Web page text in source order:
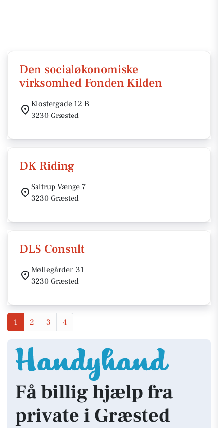
Den socialøkonomiske
virksomhed Fonden Kilden
Klostergade 12 B
3230 Græsted
DK Riding
Saltrup Vænge 7
3230 Græsted
DLS Consult
Møllegården 31
3230 Græsted
1 2 3 4
Få billig hjælp fra
private i Græsted